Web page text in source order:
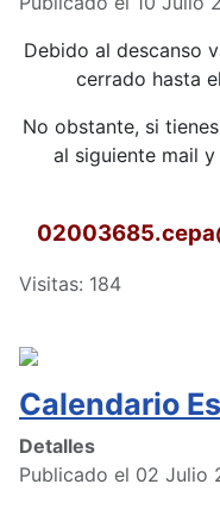
Debido al descanso
cerrado hasta
No obstante, si
al siguiente mail
02003685.cepa
Visitas: 184
Calendario
Detalles
Publicado el 02 Julio